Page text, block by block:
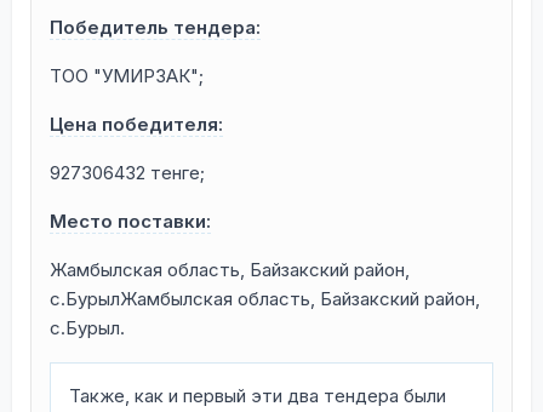
Победитель тендера:
ТОО "УМИРЗАК";
Цена победителя:
927306432 тенге;
Место поставки:
Жамбылская область, Байзакский район,
с.БурылЖамбылская область, Байзакский район,
с.Бурыл.
Также, как и первый эти два тендера были